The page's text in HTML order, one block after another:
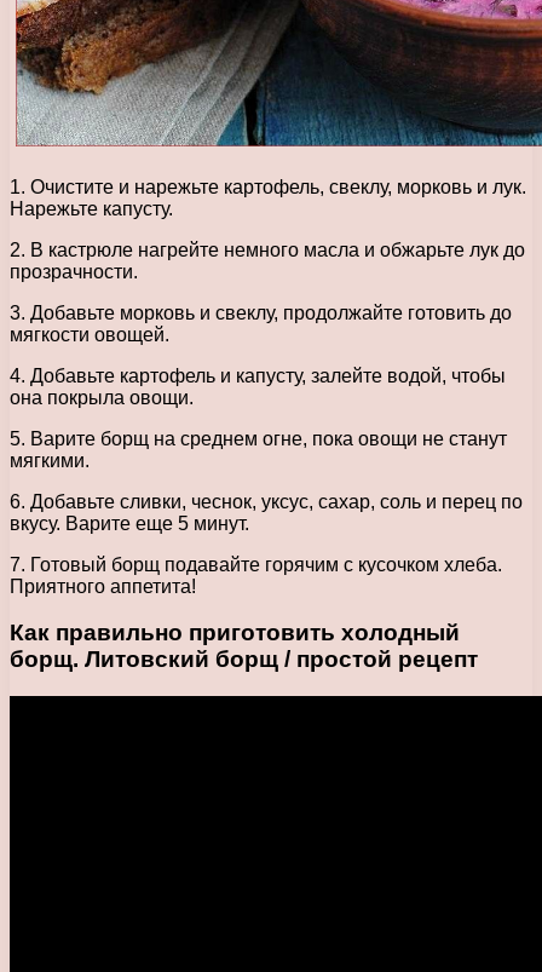
1. Очистите и нарежьте картофель, свеклу, морковь и лук.
Нарежьте капусту.
2. В кастрюле нагрейте немного масла и обжарьте лук до
прозрачности.
3. Добавьте морковь и свеклу, продолжайте готовить до
мягкости овощей.
4. Добавьте картофель и капусту, залейте водой, чтобы
она покрыла овощи.
5. Варите борщ на среднем огне, пока овощи не станут
мягкими.
6. Добавьте сливки, чеснок, уксус, сахар, соль и перец по
вкусу. Варите еще 5 минут.
7. Готовый борщ подавайте горячим с кусочком хлеба.
Приятного аппетита!
Как правильно приготовить холодный
борщ. Литовский борщ / простой рецепт